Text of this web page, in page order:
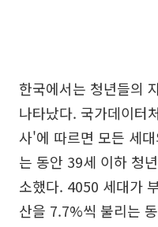
한국에서는 청년들의
나타났다. 국가데이터
사'에 따르면 모든 세
는 동안 39세 이하 청
소했다. 4050 세대가
산을 7.7%씩 불리는